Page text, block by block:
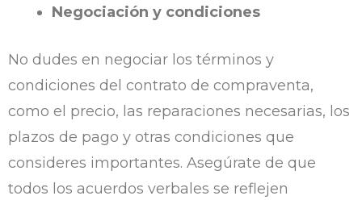
Negociación y condiciones
No dudes en negociar los términos y
condiciones del contrato de compraventa,
como el precio, las reparaciones necesarias, los
plazos de pago y otras condiciones que
consideres importantes. Asegúrate de que
todos los acuerdos verbales se reflejen